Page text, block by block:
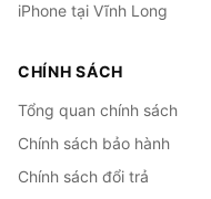
iPhone tại Vĩnh Long
CHÍNH SÁCH
Tổng quan chính sách
Chính sách bảo hành
Chính sách đổi trả